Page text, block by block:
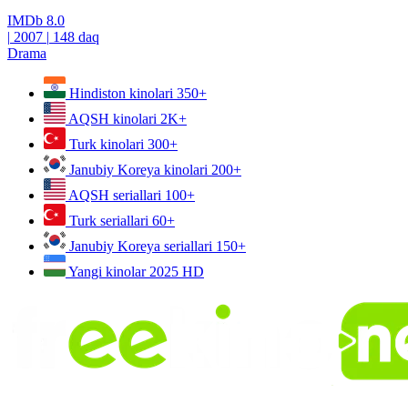
IMDb 8.0
| 2007 | 148 daq
Drama
Hindiston kinolari 350+
AQSH kinolari 2K+
Turk kinolari 300+
Janubiy Koreya kinolari 200+
AQSH seriallari 100+
Turk seriallari 60+
Janubiy Koreya seriallari 150+
Yangi kinolar 2025 HD